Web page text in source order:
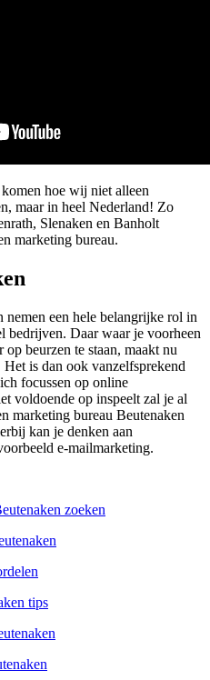
hoe wij niet alleen
maar in heel Nederland! Zo
Slenaken en Banholt
marketing bureau.
een hele belangrijke rol in
bedrijven. Daar waar je voorheen
beurzen te staan, maakt nu
is dan ook vanzelfsprekend
focussen op online
voldoende op inspeelt zal je al
marketing bureau Beutenaken
kan je denken aan
e-mailmarketing.
zoeken
tips